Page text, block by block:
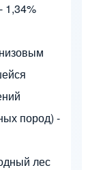
1,34%
пород) -
лес